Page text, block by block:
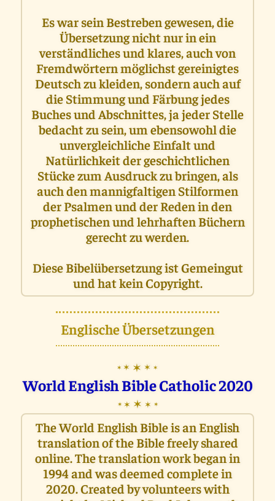
Es war sein Bestreben gewesen, die
Übersetzung nicht nur in ein
verständliches und klares, auch von
Fremdwörtern möglichst gereinigtes
Deutsch zu kleiden, sondern auch auf
die Stimmung und Färbung jedes
Buches und Abschnittes, ja jeder Stelle
bedacht zu sein, um ebensowohl die
unvergleichliche Einfalt und
Natürlichkeit der geschichtlichen
Stücke zum Ausdruck zu bringen, als
auch den mannigfaltigen Stilformen
der Psalmen und der Reden in den
prophetischen und lehrhaften Büchern
gerecht zu werden.
Diese Bibelübersetzung ist Gemeingut
und hat kein Copyright.
Englische Übersetzungen
✶ ✶ ✶ ✶ ✶
World English Bible Catholic 2020
✶ ✶ ✶ ✶ ✶
The World English Bible is an English
translation of the Bible freely shared
online. The translation work began in
1994 and was deemed complete in
2020. Created by volunteers with